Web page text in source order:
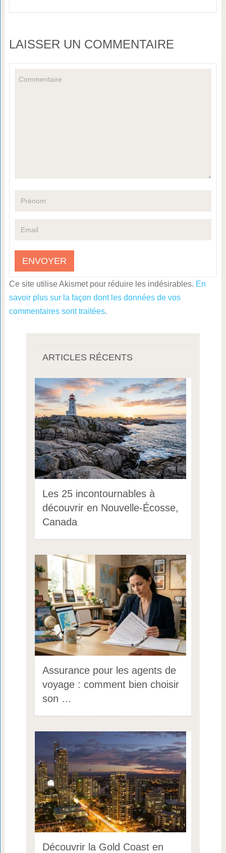
LAISSER UN COMMENTAIRE
Ce site utilise Akismet pour réduire les indésirables. En
savoir plus sur la façon dont les données de vos
commentaires sont traitées.
ARTICLES RÉCENTS
Les 25 incontournables à
découvrir en Nouvelle-Écosse,
Canada
Assurance pour les agents de
voyage : comment bien choisir
son …
Découvrir la Gold Coast en